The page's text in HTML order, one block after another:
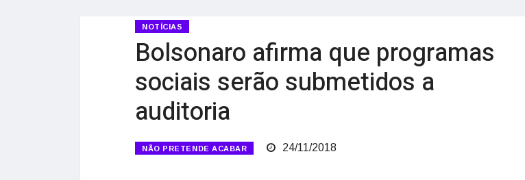
NOTÍCIAS
Bolsonaro afirma que programas
sociais serão submetidos a
auditoria
NÃO PRETENDE ACABAR 24/11/2018